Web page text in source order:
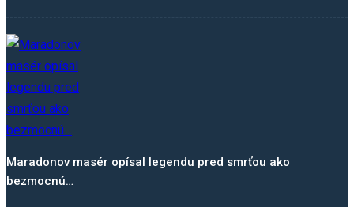
Maradonov masér opísal legendu pred smrťou ako
bezmocnú…